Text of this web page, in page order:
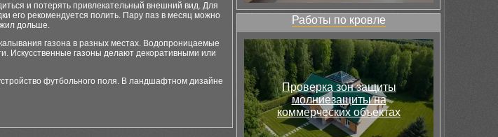
и потерять привлекательный внешний вид. Для
его рекомендуется полить. Пару паз в месяц можно
дольше.
газона в разных местах. Водопроницаемые
Искусственные газоны делают декоративными или
футбольного поля. В ландшафтном дизайне
Работы по кровле
Проверка зон защиты
молниезащиты на
коммерческих объектах